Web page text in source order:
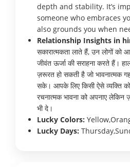
depth and stability. It’s
someone who embraces
also grounds you when
Relationship Insights in
सकारात्मकता लाते हैं, उन लोगों को
जीवंत ऊर्जा की सराहना करते हैं।
ज़रूरत हो सकती है जो भावनात्मक
सके। आपके लिए किसी ऐसे व्यक्ति
रचनात्मक भावना को अपनाए
भी दे।
Lucky Colors:
Lucky Days: